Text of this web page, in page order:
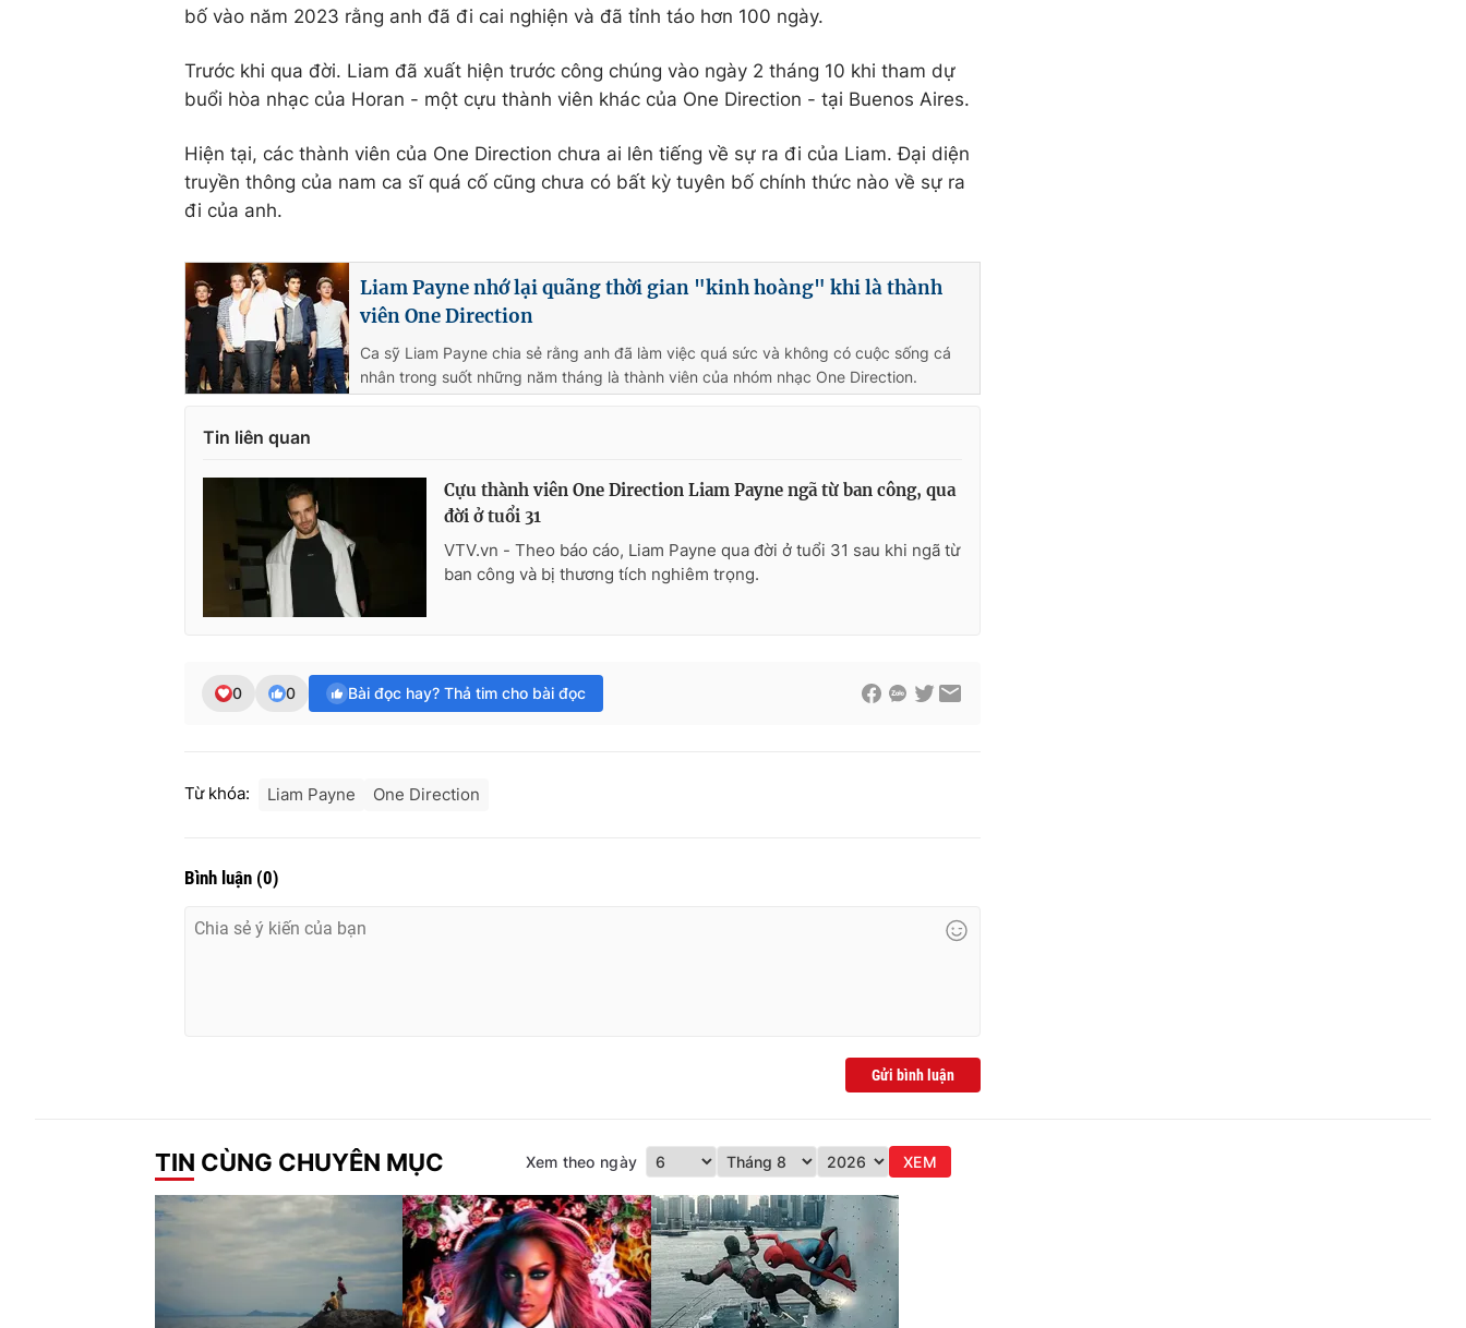
bố vào năm 2023 rằng anh đã đi cai nghiện và đã tỉnh táo hơn 100 ngày.
Trước khi qua đời. Liam đã xuất hiện trước công chúng vào ngày 2 tháng 10 khi tham dự
buổi hòa nhạc của Horan - một cựu thành viên khác của One Direction - tại Buenos Aires.
Hiện tại, các thành viên của One Direction chưa ai lên tiếng về sự ra đi của Liam. Đại diện
truyền thông của nam ca sĩ quá cố cũng chưa có bất kỳ tuyên bố chính thức nào về sự ra
đi của anh.
Liam Payne nhớ lại quãng thời gian "kinh hoàng" khi là thành
viên One Direction
Ca sỹ Liam Payne chia sẻ rằng anh đã làm việc quá sức và không có cuộc sống cá
nhân trong suốt những năm tháng là thành viên của nhóm nhạc One Direction.
Tin liên quan
Cựu thành viên One Direction Liam Payne ngã từ ban công, qua
đời ở tuổi 31
VTV.vn - Theo báo cáo, Liam Payne qua đời ở tuổi 31 sau khi ngã từ
ban công và bị thương tích nghiêm trọng.
0 0 Bài đọc hay? Thả tim cho bài đọc
Từ khóa: Liam Payne One Direction
Bình luận (0)
Gửi bình luận
TIN CÙNG CHUYÊN MỤC Xem theo ngày XEM